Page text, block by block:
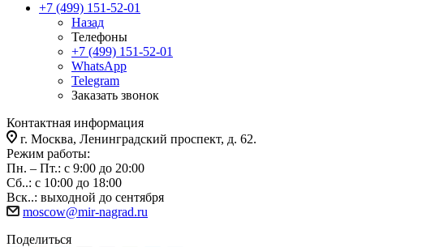
+7 (499) 151-52-01
Назад
Телефоны
+7 (499) 151-52-01
WhatsApp
Telegram
Заказать звонок
Контактная информация
г. Москва, Ленинградский проспект, д. 62.
Режим работы:
Пн. – Пт.: с 9:00 до 20:00
Сб..: с 10:00 до 18:00
Вск..: выходной до сентября
moscow@mir-nagrad.ru
Поделиться